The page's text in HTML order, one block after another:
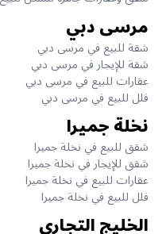
مرسى دبي
شقة للبيع في مرسى دبي
شقة للإيجار في مرسى دبي
عقارات للبيع في مرسى دبي
فلل للبيع في مرسى دبي
نخلة جميرا
شقق للبيع في نخلة جميرا
شقق للإيجار في نخلة جميرا
عقارات للبيع في نخلة جميرا
فلل للبيع في نخلة جميرا
الخليج التجاري